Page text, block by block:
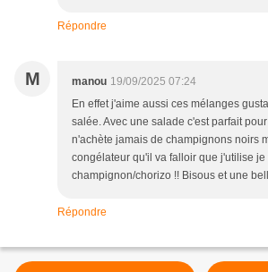
Répondre
M manou 19/09/2025 07:24
En effet j'aime aussi ces mélanges
salée. Avec une salade c'est parfait
n'achète jamais de champignons noirs
congélateur qu'il va falloir que j'utilise
champignon/chorizo !! Bisous et une
Répondre